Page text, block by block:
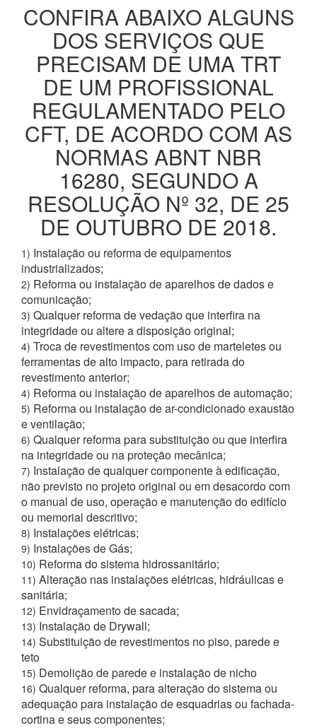
CONFIRA ABAIXO ALGUNS
DOS SERVIÇOS QUE
PRECISAM DE UMA TRT
DE UM PROFISSIONAL
REGULAMENTADO PELO
CFT, DE ACORDO COM AS
NORMAS ABNT NBR
16280, SEGUNDO A
RESOLUÇÃO Nº 32, DE 25
DE OUTUBRO DE 2018.
1) Instalação ou reforma de equipamentos
industrializados;
2) Reforma ou instalação de aparelhos de dados e
comunicação;
3) Qualquer reforma de vedação que interfira na
integridade ou altere a disposição original;
4) Troca de revestimentos com uso de marteletes ou
ferramentas de alto impacto, para retirada do
revestimento anterior;
4) Reforma ou instalação de aparelhos de automação;
5) Reforma ou instalação de ar-condicionado exaustão
e ventilação;
6) Qualquer reforma para substituição ou que interfira
na integridade ou na proteção mecânica;
7) Instalação de qualquer componente à edificação,
não previsto no projeto original ou em desacordo com
o manual de uso, operação e manutenção do edifício
ou memorial descritivo;
8) Instalações elétricas;
9) Instalações de Gás;
10) Reforma do sistema hidrossanitário;
11) Alteração nas instalações elétricas, hidráulicas e
sanitária;
12) Envidraçamento de sacada;
13) Instalação de Drywall;
14) Substituição de revestimentos no piso, parede e
teto
15) Demolição de parede e instalação de nicho
16) Qualquer reforma, para alteração do sistema ou
adequação para instalação de esquadrias ou fachada-
cortina e seus componentes;